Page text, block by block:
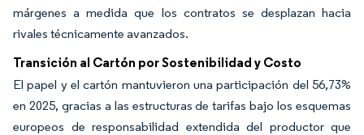
márgenes a medida que los contratos se desplazan hacia
rivales técnicamente avanzados.
Transición al Cartón por Sostenibilidad y Costo
El papel y el cartón mantuvieron una participación del 56,73%
en 2025, gracias a las estructuras de tarifas bajo los esquemas
europeos de responsabilidad extendida del productor que